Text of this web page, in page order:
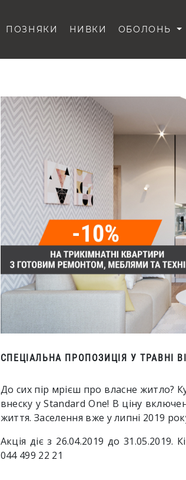
ПОЗНЯКИ НИВКИ ОБОЛОНЬ
СПЕЦІАЛЬНА ПРОПОЗИЦІЯ У ТРАВНІ
До сих пір мрієш про власне житло?
внеску у Standard One! В ціну
життя. Заселення вже у липні 2019
Акція діє з 26.04.2019 до 31.05.2019.
044 499 22 21